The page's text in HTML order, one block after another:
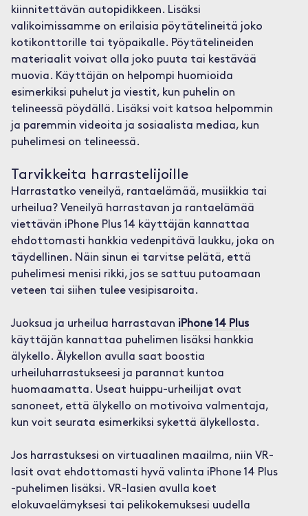
kiinnitettävän autopidikkeen. Lisäksi
valikoimissamme on erilaisia pöytätelineitä joko
kotikonttorille tai työpaikalle. Pöytätelineiden
materiaalit voivat olla joko puuta tai kestävää
muovia. Käyttäjän on helpompi huomioida
esimerkiksi puhelut ja viestit, kun puhelin on
telineessä pöydällä. Lisäksi voit katsoa helpommin
ja paremmin videoita ja sosiaalista mediaa, kun
puhelimesi on telineessä.
Tarvikkeita harrastelijoille
Harrastatko veneilyä, rantaelämää, musiikkia tai
urheilua? Veneilyä harrastavan ja rantaelämää
viettävän iPhone Plus 14 käyttäjän kannattaa
ehdottomasti hankkia vedenpitävä laukku, joka on
täydellinen. Näin sinun ei tarvitse pelätä, että
puhelimesi menisi rikki, jos se sattuu putoamaan
veteen tai siihen tulee vesipisaroita.
Juoksua ja urheilua harrastavan iPhone 14 Plus
käyttäjän kannattaa puhelimen lisäksi hankkia
älykello. Älykellon avulla saat boostia
urheiluharrastukseesi ja parannat kuntoa
huomaamatta. Useat huippu-urheilijat ovat
sanoneet, että älykello on motivoiva valmentaja,
kun voit seurata esimerkiksi sykettä älykellosta.
Jos harrastuksesi on virtuaalinen maailma, niin VR-
lasit ovat ehdottomasti hyvä valinta iPhone 14 Plus
-puhelimen lisäksi. VR-lasien avulla koet
elokuvaelämyksesi tai pelikokemuksesi uudella